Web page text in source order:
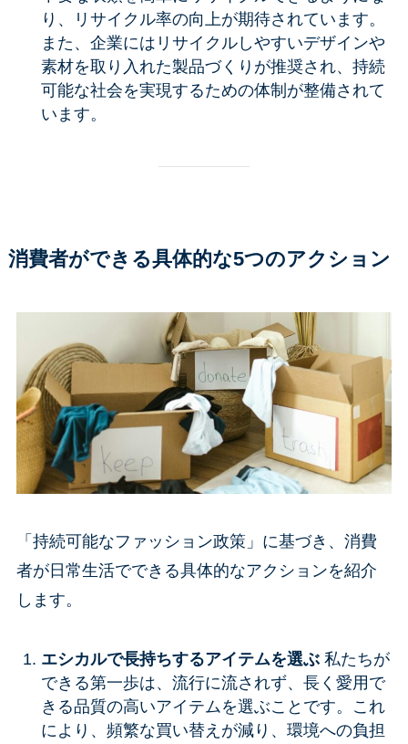
り、リサイクル率の向上が期待されています。
また、企業にはリサイクルしやすいデザインや
素材を取り入れた製品づくりが推奨され、持続
可能な社会を実現するための体制が整備されて
います。
消費者ができる具体的な5つのアクション
「持続可能なファッション政策」に基づき、消費
者が日常生活でできる具体的なアクションを紹介
します。
エシカルで長持ちするアイテムを選ぶ私たちが
できる第一歩は、流行に流されず、長く愛用で
きる品質の高いアイテムを選ぶことです。これ
により、頻繁な買い替えが減り、環境への負担